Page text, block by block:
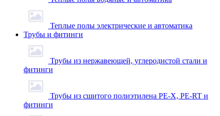
Теплые полы электрические и автоматика
Трубы и фитинги
Трубы из нержавеющей, углеродистой стали и
фитинги
Трубы из сшитого полиэтилена PE-X, PE-RT и
фитинги